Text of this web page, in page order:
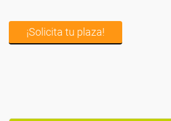
¡Solicita tu plaza!